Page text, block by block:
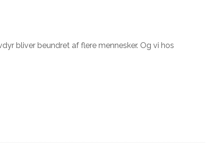
bliver beundret af flere mennesker. Og vi hos